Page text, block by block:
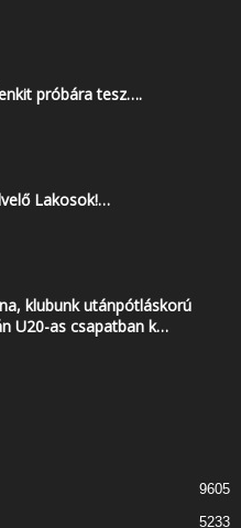
próbára tesz….
Lakosok!…
klubunk utánpótláskorú
U20-as csapatban k…
9605
5233